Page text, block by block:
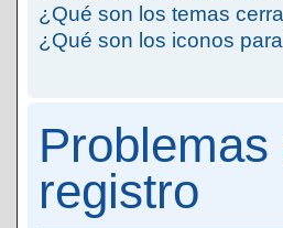
¿Qué son los temas
¿Qué son los iconos
registro